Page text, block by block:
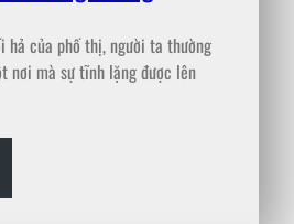
hả của phố thị, người ta thường
nơi mà sự tĩnh lặng được lên